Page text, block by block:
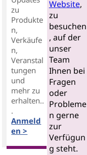
zu
Produkte
n,
Verkäufe
n,
Veranstal
tungen
und
mehr zu
erhalten..
.
Anmeld
en >
Website,
zu
besuchen
, auf der
unser
Team
Ihnen bei
Fragen
oder
Probleme
n gerne
zur
Verfügun
g steht.